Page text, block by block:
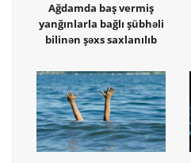
Ağdamda baş vermiş
yanğınlarla bağlı şübhəli
bilinən şəxs saxlanılıb